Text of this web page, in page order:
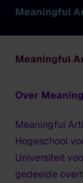
Meaningful
Meaningful
Over
Meaningful
Hogeschool
Universiteit
gedeelde